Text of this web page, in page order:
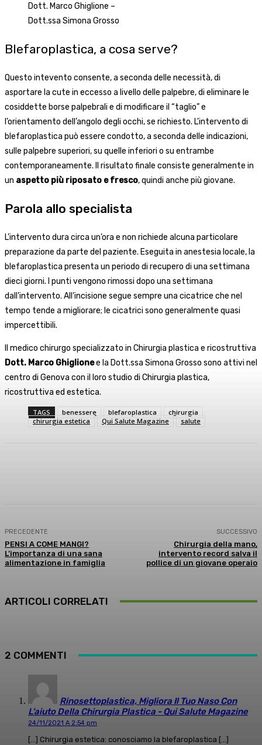
Dott. Marco Ghiglione –
Dott.ssa Simona Grosso
Blefaroplastica, a cosa serve?
Questo intevento consente, a seconda delle necessità, di
asportare la cute in eccesso a livello delle palpebre, di eliminare le
cosiddette borse palpebrali e di modificare il “taglio” e
l’orientamento dell’angolo degli occhi, se richiesto. L’intervento di
blefaroplastica può essere condotto, a seconda delle indicazioni,
sulle palpebre superiori, su quelle inferiori o su entrambe
contemporaneamente. Il risultato finale consiste generalmente in
un aspetto più riposato e fresco, quindi anche più giovane.
Parola allo specialista
L’intervento dura circa un’ora e non richiede alcuna particolare
preparazione da parte del paziente. Eseguita in anestesia locale, la
blefaroplastica presenta un periodo di recupero di una settimana
dieci giorni. I punti vengono rimossi dopo una settimana
dall’intervento. All’incisione segue sempre una cicatrice che nel
tempo tende a migliorare; le cicatrici sono generalmente quasi
impercettibili.
Il medico chirurgo specializzato in Chirurgia plastica e ricostruttiva
Dott. Marco Ghiglionee la Dott.ssa Simona Grosso sono attivi nel
centro di Genova con il loro studio di Chirurgia plastica,
ricostruttiva ed estetica.
TAGS benessere blefaroplastica
chirurgia
chirurgia estetica
Qui Salute Magazine salute
PRECEDENTE
PENSI A COME MANGI?
L’importanza di una sana
alimentazione in famiglia
SUCCESSIVO
Chirurgia della mano,
intervento record salva il
pollice di un giovane operaio
ARTICOLI CORRELATI
2 COMMENTI
Rinosettoplastica, Migliora Il Tuo Naso Con
L’aiuto Della Chirurgia Plastica - Qui Salute Magazine
24/11/2021 A 2:54 pm
[…] Chirurgia estetica: conosciamo la blefaroplastica […]